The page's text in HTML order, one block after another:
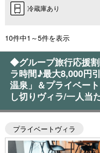
冷蔵庫あり
10件中1～5件を表示
◆グループ旅行応援
ラ時間♪最大8,000円
温泉」＆プライベー
し切りヴィラ/一人当
プライベートヴィラ